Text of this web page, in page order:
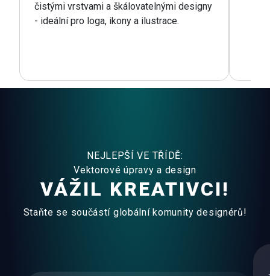
čistými vrstvami a škálovatelnými designy
- ideální pro loga, ikony a ilustrace.
NEJLEPŠÍ VE TŘÍDĚ:
Vektorové úpravy a design
VÁŽIL KREATIVCI!
Staňte se součástí globální komunity designérů!